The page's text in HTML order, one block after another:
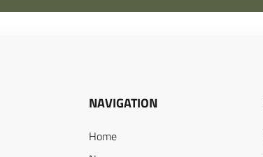
NAVIGATION
Home